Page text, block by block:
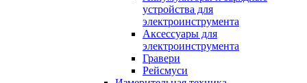
устройства для
электроинструмента
Аксессуары для
электроинструмента
Гравери
Рейсмуси